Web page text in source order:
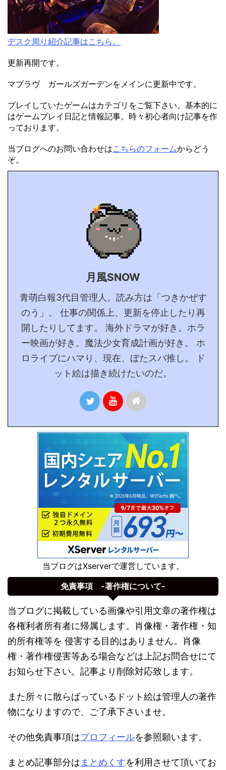
デスク周り紹介記事はこちら。
更新再開です。
マブラヴ ガールズガーデンをメインに更新中です。
プレイしていたゲームはカテゴリをご覧下さい。基本的に
はゲームプレイ日記と情報記事。時々初心者向け記事を作
っております。
当ブログへのお問い合わせはこちらのフォームからどう
ぞ。
月風SNOW
青萌白報3代目管理人。読み方は「つきかぜす
のう」。 仕事の関係上、更新を停止したり再
開したりしてます。 海外ドラマが好き。ホラ
ー映画が好き。魔法少女育成計画が好き。 ホ
ロライブにハマり、現在、ぼたスバ推し。 ド
ット絵は描き続けたいのだ。
当ブログはXserverで運営しています。
免責事項 -著作権について-
当ブログに掲載している画像や引用文章の著作権は
各権利者所有者に帰属します。肖像権・著作権・知
的所有権等を 侵害する目的はありません。肖像
権・著作権侵害等ある場合などは上記お問合せにて
お知らせ下さい。記事より削除対応致します。
また所々に散らばっているドット絵は管理人の著作
物になりますので、ご了承下さいませ。
その他免責事項はプロフィールを参照願います。
まとめ記事部分は まとめくすを利用させて頂いてお